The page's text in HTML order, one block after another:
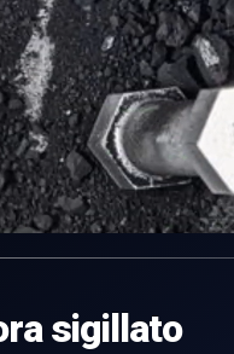
sigillato